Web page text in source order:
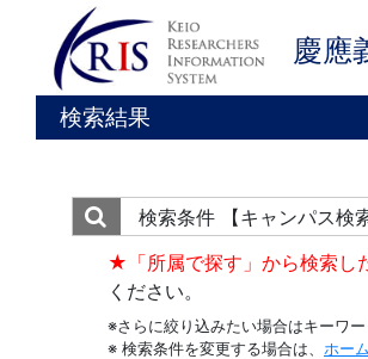
慶應
検索結果
検索条件
【キャンパス検
★「所属で探す」から検索し
ください。
※さらに絞り込みたい場合はキーワ
※ 検索条件を変更する場合は、 ホーム